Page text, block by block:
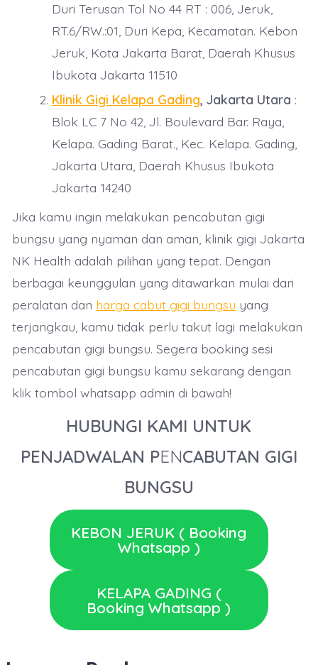
Duri Terusan Tol No 44 RT : 006, Jeruk,
RT.6/RW.:01, Duri Kepa, Kecamatan. Kebon
Jeruk, Kota Jakarta Barat, Daerah Khusus
Ibukota Jakarta 11510
Klinik Gigi Kelapa Gading, Jakarta Utara :
Blok LC 7 No 42, Jl. Boulevard Bar. Raya,
Kelapa. Gading Barat., Kec. Kelapa. Gading,
Jakarta Utara, Daerah Khusus Ibukota
Jakarta 14240
Jika kamu ingin melakukan pencabutan gigi
bungsu yang nyaman dan aman, klinik gigi Jakarta
NK Health adalah pilihan yang tepat. Dengan
berbagai keunggulan yang ditawarkan mulai dari
peralatan dan harga cabut gigi bungsu yang
terjangkau, kamu tidak perlu takut lagi melakukan
pencabutan gigi bungsu. Segera booking sesi
pencabutan gigi bungsu kamu sekarang dengan
klik tombol whatsapp admin di bawah!
HUBUNGI KAMI UNTUK
PENJADWALAN PENCABUTAN GIGI
BUNGSU
KEBON JERUK ( Booking
Whatsapp )
KELAPA GADING (
Booking Whatsapp )